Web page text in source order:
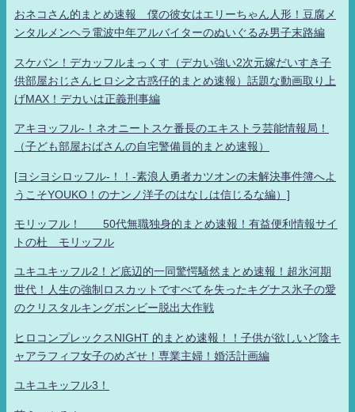
おネコさん的まとめ速報 僕の彼女はエリーちゃん人形！豆腐メ
ンタルメンヘラ電波中年アルバイターのぬいぐるみ男子末路編
スケバン！デカッフルまっくす（デカい強い2次元嫁だいすき子
供部屋おじさんヒロシ之古惑仔的まとめ速報）話題な動画取り上
げMAX！デカいは正義刑事編
アキヨッフル-！ネオニートスケ番長のエキストラ芸能情報局！
（子ども部屋おばさんの自宅警備員的まとめ速報）
[ヨシヨシロッフル-！！-素浪人勇者カツオンの未解決事件簿へよ
うこそYOUKO！のナンノ洋子のはなしは信じるな編）]
モリッフル！ 50代無職独身的まとめ速報！有益便利情報サイ
トの杜 モリッフル
ユキユキッフル2！ど底辺的一同驚愕騒然まとめ速報！超氷河期
世代！人生の強制ロスカットですべてを失ったキグナス氷子の愛
のクリスタルキングボンビー脱出大作戦
ヒロコンプレックスNIGHT 的まとめ速報！！子供が欲しいど陰キ
ャアラフィフ女子のめざせ！専業主婦！婚活計画編
ユキユキッフル3！